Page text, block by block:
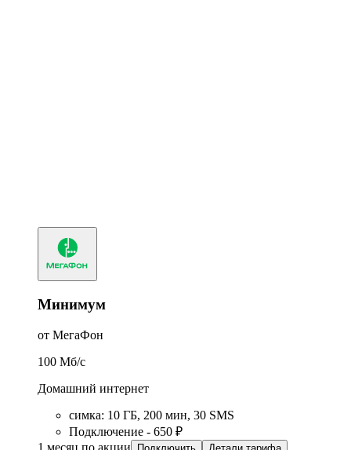
Минимум
от МегаФон
100 Мб/c
Домашний интернет
симка: 10 ГБ, 200 мин, 30 SMS
Подключение - 650 ₽
1 месяц по акции